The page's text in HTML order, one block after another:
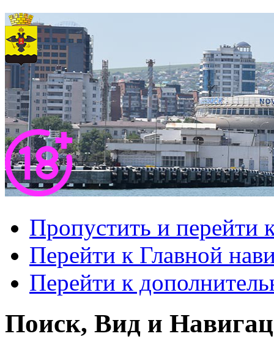
Пропустить и перейти
Перейти к Главной
Перейти к
Поиск, Вид и